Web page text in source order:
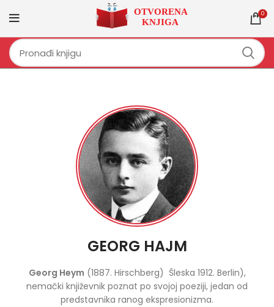
0
GEORG HAJM
Georg Heym (1887. Hirschberg) Šleska 1912. Berlin),
nemački književnik poznat po svojoj poeziji, jedan od
predstavnika ranog ekspresionizma.